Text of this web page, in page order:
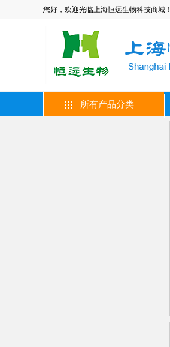
您好，欢迎光临上海恒远生物科技商城！
所有产品分类